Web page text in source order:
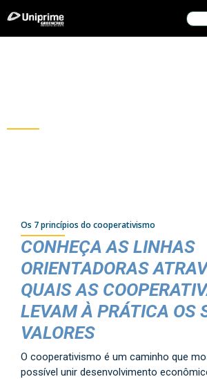
Os 7 princípios do cooperativismo
CONHEÇA AS LINHAS
ORIENTADORAS
QUAIS AS
LEVAM À PRÁTICA OS
VALORES
O cooperativismo é um caminho que
possível unir desenvolvimento